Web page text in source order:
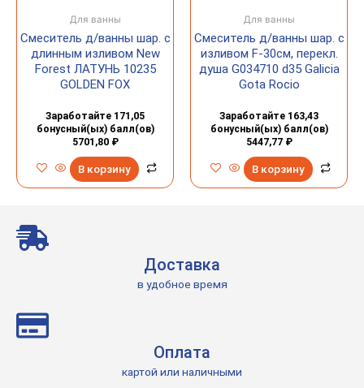
Для ванны
Смеситель д/ванны шар. с
длинным изливом New
Forest ЛАТУНЬ 10235
GOLDEN FOX
Заработайте 171,05
бонусный(ых) балл(ов)
5701,80 ₽
В корзину
Для ванны
Смеситель д/ванны шар. с
изливом F-30см, перекл.
душа G034710 d35 Galicia
Gota Rocio
Заработайте 163,43
бонусный(ых) балл(ов)
5447,77 ₽
В корзину
Доставка
в удобное время
Оплата
картой или наличными